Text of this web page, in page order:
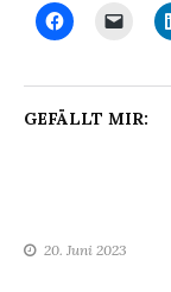
GEFÄLLT MIR:
20. Juni 2023